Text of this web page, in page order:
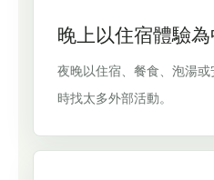
晚上以住宿體驗
夜晚以住宿、餐食、泡湯
時找太多外部活動。